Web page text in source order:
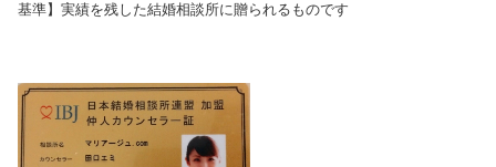
基準】 実績を残した結婚相談所に贈られるものです